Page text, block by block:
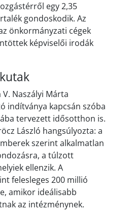
egy 2,35
gondoskodik. Az
önkormányzati cégek
képviselői irodák
Naszályi Márta
indítványa kapcsán szóba
tervezett idősotthon is.
László hangsúlyozta: a
szerint alkalmatlan
a túlzott
ellenzik. A
felesleges 200 millió
amikor ideálisabb
az intézménynek.